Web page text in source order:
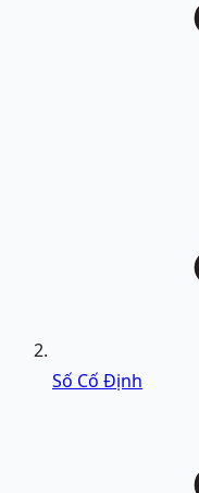
Số Cố Định